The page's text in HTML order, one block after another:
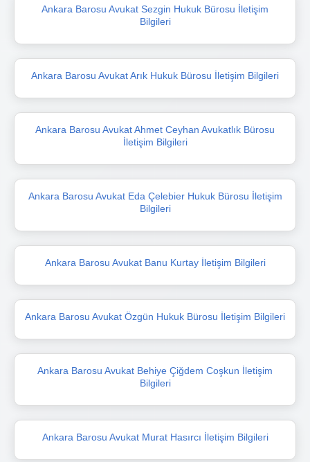
Ankara Barosu Avukat Sezgin Hukuk Bürosu İletişim
Bilgileri
Ankara Barosu Avukat Arık Hukuk Bürosu İletişim Bilgileri
Ankara Barosu Avukat Ahmet Ceyhan Avukatlık Bürosu
İletişim Bilgileri
Ankara Barosu Avukat Eda Çelebier Hukuk Bürosu İletişim
Bilgileri
Ankara Barosu Avukat Banu Kurtay İletişim Bilgileri
Ankara Barosu Avukat Özgün Hukuk Bürosu İletişim Bilgileri
Ankara Barosu Avukat Behiye Çiğdem Coşkun İletişim
Bilgileri
Ankara Barosu Avukat Murat Hasırcı İletişim Bilgileri